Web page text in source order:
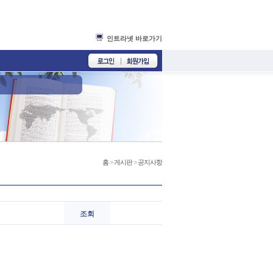
인트라넷 바로가기
홈>게시판>공지사항
조회